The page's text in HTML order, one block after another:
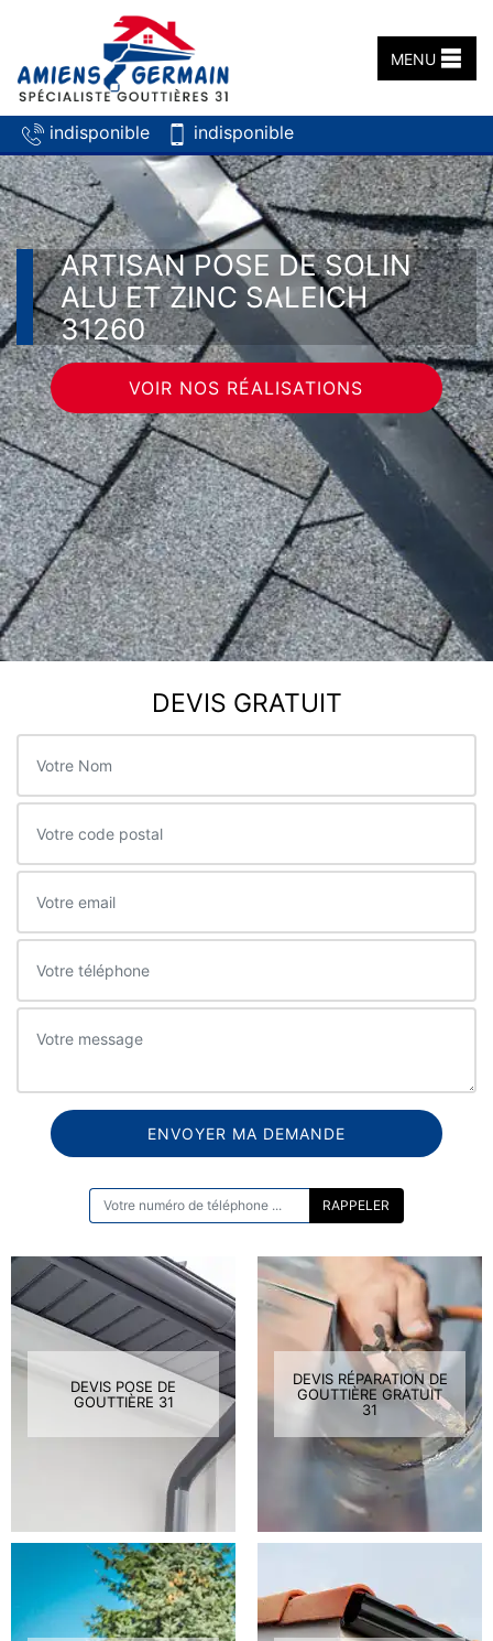
indisponible indisponible
MENU
ARTISAN POSE DE SOLIN
ALU ET ZINC SALEICH
31260
VOIR NOS RÉALISATIONS
DEVIS GRATUIT
DEVIS POSE DE
GOUTTIÈRE 31
DEVIS RÉPARATION DE
GOUTTIÈRE GRATUIT
31